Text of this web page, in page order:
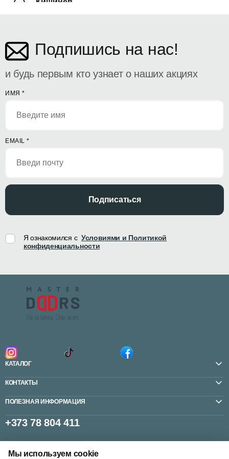
Кишинёв
Подпишись на нас!
и будь первым кто узнает о наших акциях
ИМЯ *
EMAIL *
Подписаться
Я ознакомился с Условиями и Политикой
конфиденциальности
КАТАЛОГ
КОНТАКТЫ
ПОЛЕЗНАЯ ИНФОРМАЦИЯ
+373 78 804 411
Мы используем cookie